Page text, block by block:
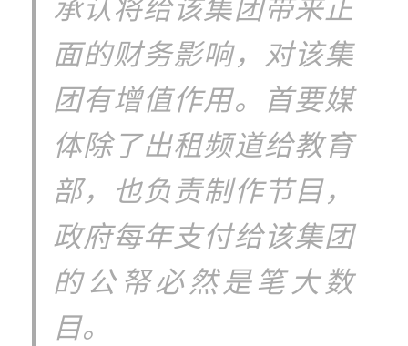
承认将给该集团带来正
面的财务影响，对该集
团有增值作用。首要媒
体除了出租频道给教育
部，也负责制作节目，
政府每年支付给该集团
的公帑必然是笔大数
目。